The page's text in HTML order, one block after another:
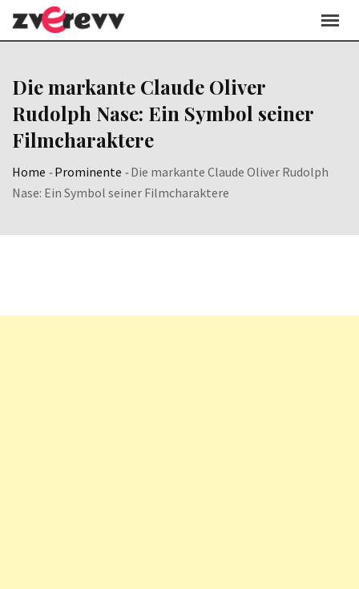
Skip
Die markante Claude Oliver
Rudolph Nase: Ein Symbol seiner
Filmcharaktere
Home -Prominente -Die markante Claude Oliver Rudolph
Nase: Ein Symbol seiner Filmcharaktere